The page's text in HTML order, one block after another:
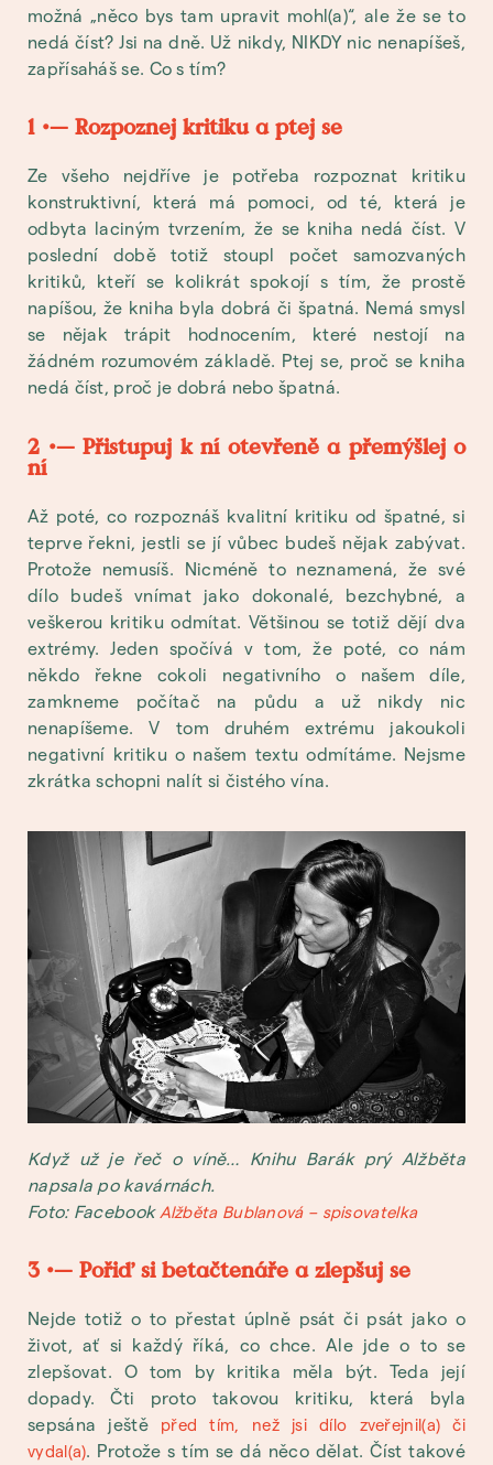
možná „něco bys tam upravit mohl(a)“, ale že se to
nedá číst? Jsi na dně. Už nikdy, NIKDY nic nenapíšeš,
zapřísaháš se. Co s tím?
1 •— Rozpoznej kritiku a ptej se
Ze všeho nejdříve je potřeba rozpoznat kritiku
konstruktivní, která má pomoci, od té, která je
odbyta laciným tvrzením, že se kniha nedá číst. V
poslední době totiž stoupl počet samozvaných
kritiků, kteří se kolikrát spokojí s tím, že prostě
napíšou, že kniha byla dobrá či špatná. Nemá smysl
se nějak trápit hodnocením, které nestojí na
žádném rozumovém základě. Ptej se, proč se kniha
nedá číst, proč je dobrá nebo špatná.
2 •— Přistupuj k ní otevřeně a přemýšlej o
ní
Až poté, co rozpoznáš kvalitní kritiku od špatné, si
teprve řekni, jestli se jí vůbec budeš nějak zabývat.
Protože nemusíš. Nicméně to neznamená, že své
dílo budeš vnímat jako dokonalé, bezchybné, a
veškerou kritiku odmítat. Většinou se totiž dějí dva
extrémy. Jeden spočívá v tom, že poté, co nám
někdo řekne cokoli negativního o našem díle,
zamkneme počítač na půdu a už nikdy nic
nenapíšeme. V tom druhém extrému jakoukoli
negativní kritiku o našem textu odmítáme. Nejsme
zkrátka schopni nalít si čistého vína.
Když už je řeč o víně… Knihu Barák prý Alžběta
napsala po kavárnách.
Foto: Facebook Alžběta Bublanová – spisovatelka
3 •— Pořiď si betačtenáře a zlepšuj se
Nejde totiž o to přestat úplně psát či psát jako o
život, ať si každý říká, co chce. Ale jde o to se
zlepšovat. O tom by kritika měla být. Teda její
dopady. Čti proto takovou kritiku, která byla
sepsána ještě před tím, než jsi dílo zveřejnil(a) či
vydal(a). Protože s tím se dá něco dělat. Číst takové